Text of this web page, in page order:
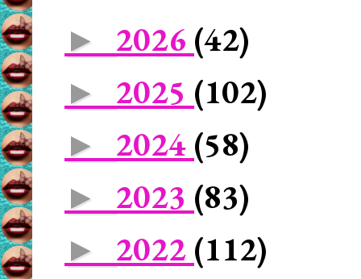
► 2026 (42)
► 2025 (102)
► 2024 (58)
► 2023 (83)
► 2022 (112)